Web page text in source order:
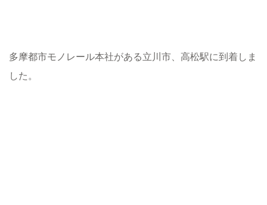
多摩都市モノレール本社がある立川市、高松駅に到着しま
した。